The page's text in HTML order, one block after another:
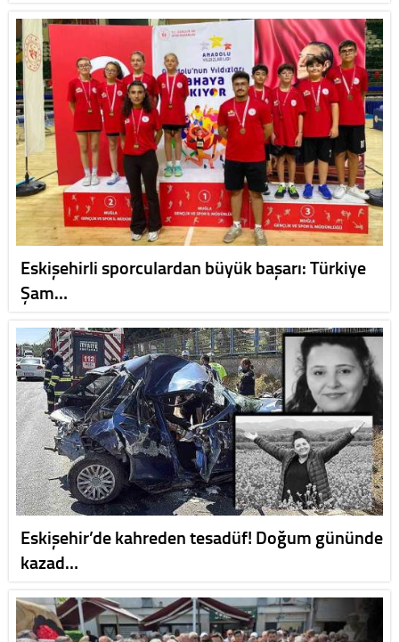
Eskişehirli sporculardan büyük başarı: Türkiye
Şam…
Eskişehir’de kahreden tesadüf! Doğum gününde
kazad…